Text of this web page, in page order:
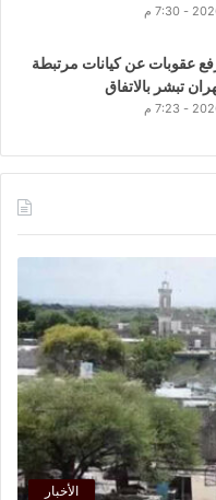
عقوبات عن كيانات مرتبطة
تبشر بالاتفاق
الأخبار